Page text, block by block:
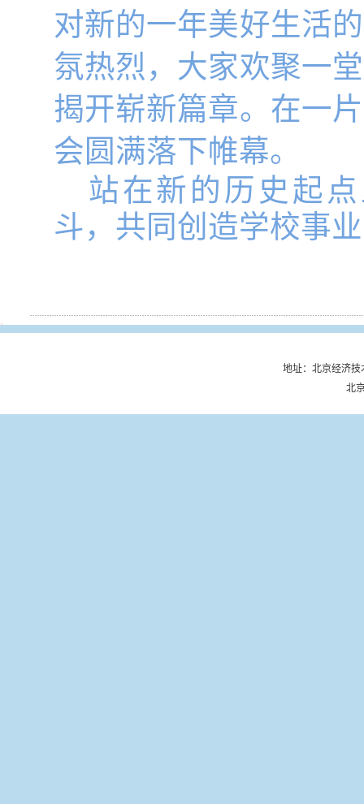
对新的一年美好生活
氛热烈，大家欢聚一
揭开崭新篇章。在一
会圆满落下帷幕。
站在新的历史起
斗，共同创造学校事
地址：北京经济技
北